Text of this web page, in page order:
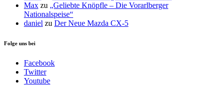
Max zu „Geliebte Knöpfle – Die Vorarlberger
Nationalspeise“
daniel zu Der Neue Mazda CX-5
Folge uns bei
Facebook
Twitter
Youtube